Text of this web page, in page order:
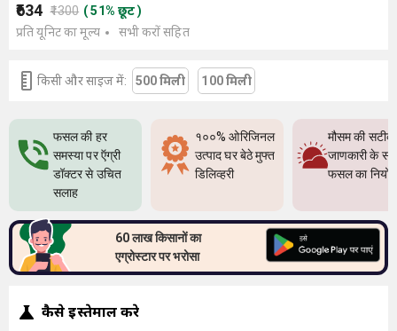
₹634 ₹1300 (51% छूट)
प्रति यूनिट का मूल्य
सभी करों सहित
किसी और साइज में: 500 मिली 100 मिली
फसल की हर
समस्या पर ऍग्री
डॉक्टर से उचित
सलाह
१००% ओरिजिनल
उत्पाद घर बेठे मुफ्त
डिलिव्हरी
मौसम की सटीक
जाणकारी के
फसल का
60 लाख किसानों का
एग्रोस्टार पर भरोसा
कैसे इस्तेमाल करे